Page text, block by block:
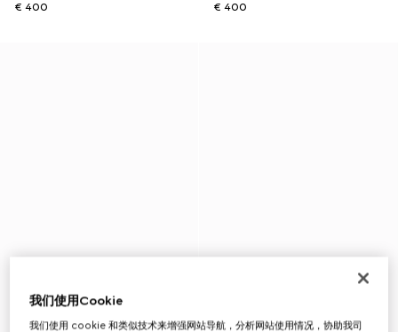
€ 400
€ 400
我们使用Cookie
我们使用 cookie 和类似技术来增强网站导航，分析网站使用情况，协助我司